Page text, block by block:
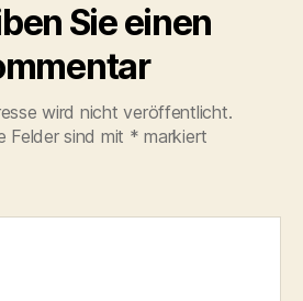
Sie einen
wird nicht veröffentlicht.
Felder sind mit * markiert